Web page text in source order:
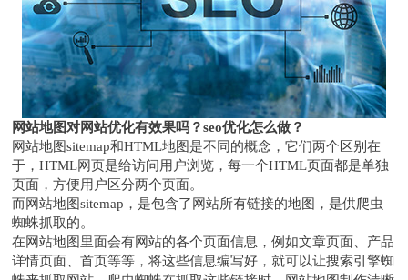
网站地图对网站优化有效果吗？seo优化怎么做？
网站地图sitemap和HTML地图是不同的概念，它们两个区别在
于，HTML网页是给访问用户浏览，每一个HTML页面都是单独
页面，方便用户区分两个页面。
而网站地图sitemap，是包含了网站所有链接的地图，是供爬虫
蜘蛛抓取的。
在网站地图里面会有网站的各个页面信息，例如文章页面、产品
详情页面、首页等等，将这些信息编写好，就可以让搜索引擎蜘